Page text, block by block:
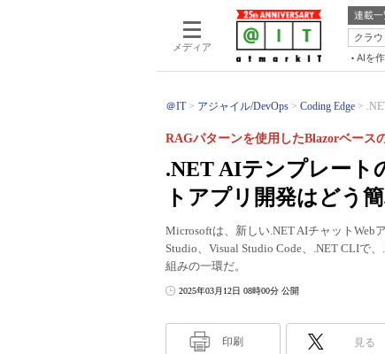
メディア
連載
クラウ
AIを
＠IT アジャイル/DevOps Coding Edge
.NET AIテンプレー
トアプリ開発はどう
RAGパターンを使用したBlazorベース
Microsoftは、新しい.NET AIチャットWeb
Studio、Visual Studio Code、.NET CLIで
組みの一環だ。
2025年03月12日 08時00分 公開
印刷 見る